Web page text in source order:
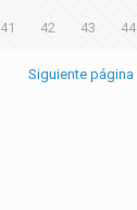
41 42 43 44
Siguiente página